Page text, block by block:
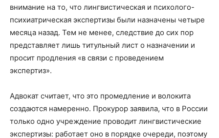
внимание на то, что лингвистическая и психолого-
психиатрическая экспертизы были назначены четыре
месяца назад. Тем не менее, следствие до сих пор
представляет лишь титульный лист о назначении и
просит продления «в связи с проведением
экспертиз».
Адвокат считает, что это промедление и волокита
создаются намеренно. Прокурор заявила, что в России
только одно учреждение проводит лингвистические
экспертизы: работает оно в порядке очереди, поэтому